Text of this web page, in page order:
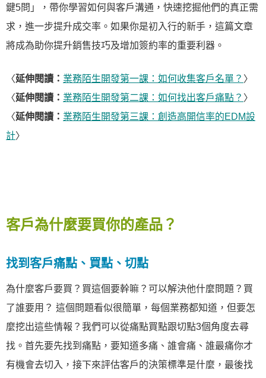
鍵5問」，帶你學習如何與客戶溝通，快速挖掘他們的真正需
求，進一步提升成交率。如果你是初入行的新手，這篇文章
將成為助你提升銷售技巧及增加簽約率的重要利器。
〈延伸閱讀： 業務陌生開發第一課：如何收集客戶名單？ 〉
〈延伸閱讀： 業務陌生開發第二課：如何找出客戶痛點？ 〉
〈延伸閱讀： 業務陌生開發第三課：創造高開信率的EDM設
計〉
客戶為什麼要買你的產品？
找到客戶痛點、買點、切點
為什麼客戶要買？買這個要幹嘛？可以解決他什麼問題？買
了誰要用？ 這個問題看似很簡單，每個業務都知道，但要怎
麼挖出這些情報？我們可以從痛點買點跟切點3個角度去尋
找。首先要先找到痛點，要知道多痛、誰會痛、誰最痛你才
有機會去切入，接下來評估客戶的決策標準是什麼，最後找